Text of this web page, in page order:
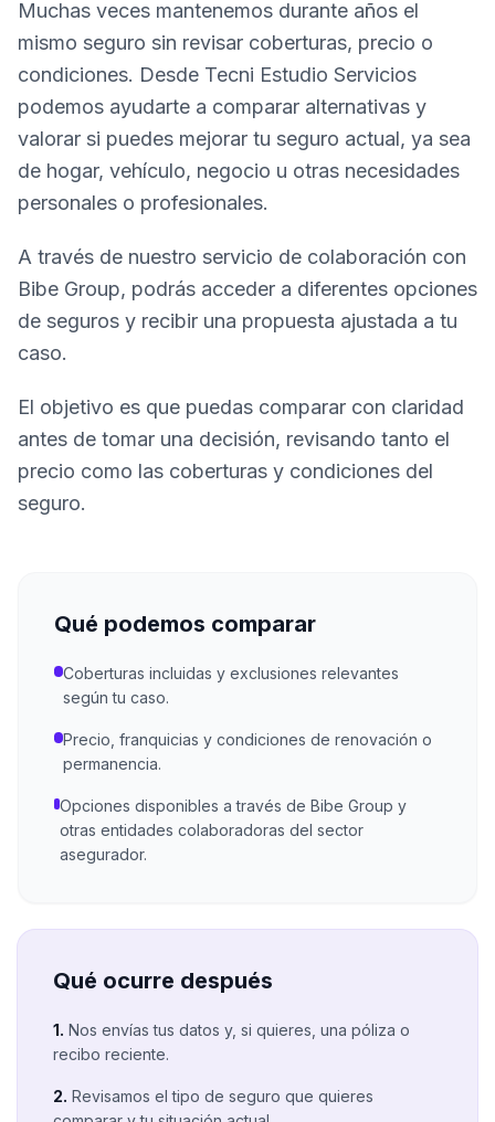
Muchas veces mantenemos durante años el
mismo seguro sin revisar coberturas, precio o
condiciones. Desde Tecni Estudio Servicios
podemos ayudarte a comparar alternativas y
valorar si puedes mejorar tu seguro actual, ya sea
de hogar, vehículo, negocio u otras necesidades
personales o profesionales.
A través de nuestro servicio de colaboración con
Bibe Group, podrás acceder a diferentes opciones
de seguros y recibir una propuesta ajustada a tu
caso.
El objetivo es que puedas comparar con claridad
antes de tomar una decisión, revisando tanto el
precio como las coberturas y condiciones del
seguro.
Qué podemos comparar
Coberturas incluidas y exclusiones relevantes
según tu caso.
Precio, franquicias y condiciones de renovación o
permanencia.
Opciones disponibles a través de Bibe Group y
otras entidades colaboradoras del sector
asegurador.
Qué ocurre después
1. Nos envías tus datos y, si quieres, una póliza o
recibo reciente.
2. Revisamos el tipo de seguro que quieres